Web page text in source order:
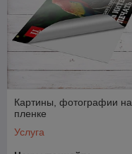
Картины, фотографии на
пленке
Услуга